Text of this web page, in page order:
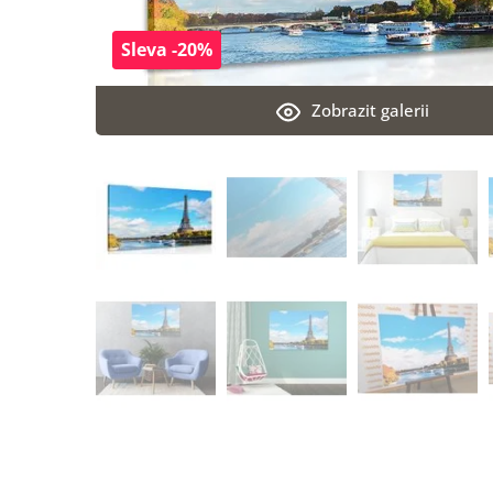
Zobrazit galerii
Sleva -20%